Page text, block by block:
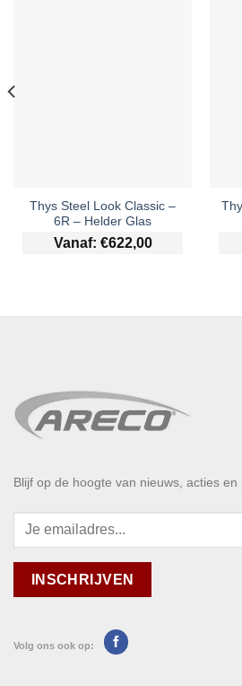
Thys Steel Look Classic –
6R – Helder Glas
Vanaf: €622,00
Blijf op de hoogte van nieuws, acties en
Volg ons ook op: